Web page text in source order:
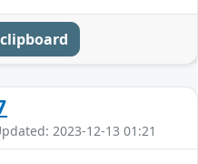
2023-12-13 01:21